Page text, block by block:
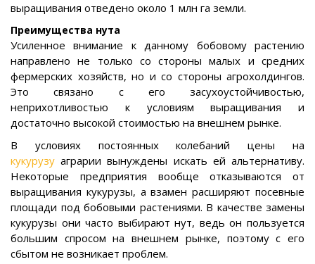
выращивания отведено около 1 млн га земли.
Преимущества нута
Усиленное внимание к данному бобовому растению
направлено не только со стороны малых и средних
фермерских хозяйств, но и со стороны агрохолдингов.
Это связано с его засухоустойчивостью,
неприхотливостью к условиям выращивания и
достаточно высокой стоимостью на внешнем рынке.
В условиях постоянных колебаний цены на
кукурузу аграрии вынуждены искать ей альтернативу.
Некоторые предприятия вообще отказываются от
выращивания кукурузы, а взамен расширяют посевные
площади под бобовыми растениями. В качестве замены
кукурузы они часто выбирают нут, ведь он пользуется
большим спросом на внешнем рынке, поэтому с его
сбытом не возникает проблем.